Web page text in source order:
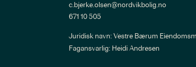
c.bjerke.olsen@nordvikbolig.no
671 10 505
Juridisk navn: Vestre Bærum
Fagansvarlig: Heidi Andresen